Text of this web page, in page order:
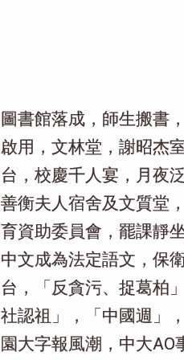
圖書館落成，師生搬書
啟用，文林堂，謝昭杰
台，校慶千人宴，月夜
善衡夫人宿舍及文質堂
育資助委員會，罷課靜
中文成為法定語文，保
台，「反貪污、捉葛柏
社認祖」，「中國週」
園大字報風潮，中大AO